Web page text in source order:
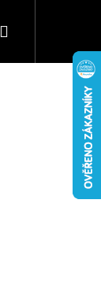
Nákupní